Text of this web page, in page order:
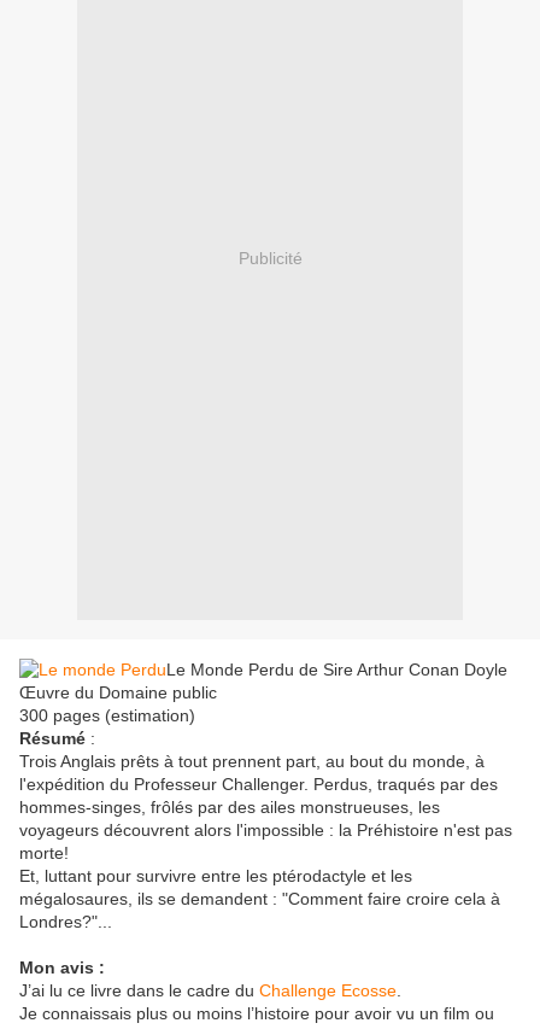
Publicité
Le Monde Perdu de Sire Arthur Conan Doyle
Œuvre du Domaine public
300 pages (estimation)
Résumé :
Trois Anglais prêts à tout prennent part, au bout du monde, à
l'expédition du Professeur Challenger. Perdus, traqués par des
hommes-singes, frôlés par des ailes monstrueuses, les
voyageurs découvrent alors l'impossible : la Préhistoire n'est pas
morte!
Et, luttant pour survivre entre les ptérodactyle et les
mégalosaures, ils se demandent : "Comment faire croire cela à
Londres?"...
Mon avis :
J’ai lu ce livre dans le cadre du Challenge Ecosse
Je connaissais plus ou moins l’histoire pour avoir vu un film ou